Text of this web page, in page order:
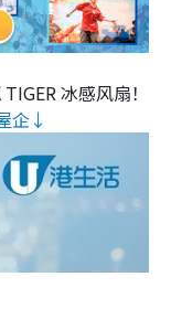
冰感风扇！
企↓